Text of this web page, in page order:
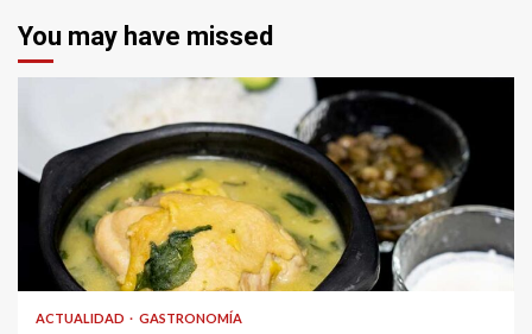
You may have missed
ACTUALIDAD GASTRONOMÍA